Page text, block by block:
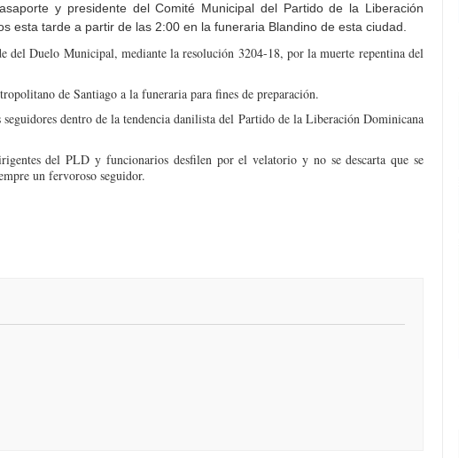
edición del premio Supérate Mujer
acciones de prevención contra el dengue en Villa Flores
contra exprocurador Rodríguez
en bancos pertenecen a clientes fallecidos
acusados de matar a delivery en riña en Santiago
en elecciones del año 2028
y presidente del Comité Municipal del Partido de la Liberación
esta tarde a partir de las 2:00 en la funeraria Blandino de esta ciudad.
del Duelo Municipal, mediante la resolución 3204-18, por la muerte repentina del
de Santiago a la funeraria para fines de preparación.
dentro de la tendencia danilista del Partido de la Liberación Dominicana
del PLD y funcionarios desfilen por el velatorio y no se descarta que se
un fervoroso seguidor.